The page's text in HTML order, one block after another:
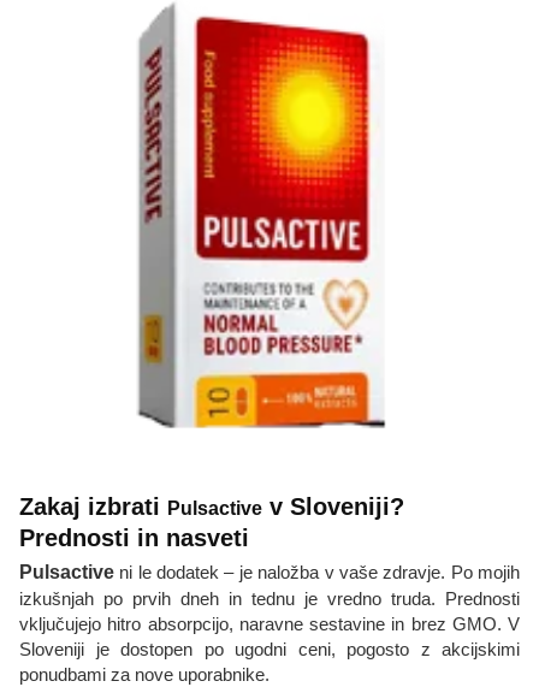
Zakaj izbrati Pulsactive v Sloveniji?
Prednosti in nasveti
Pulsactive ni le dodatek – je naložba v vaše zdravje. Po mojih
izkušnjah po prvih dneh in tednu je vredno truda. Prednosti
vključujejo hitro absorpcijo, naravne sestavine in brez GMO. V
Sloveniji je dostopen po ugodni ceni, pogosto z akcijskimi
ponudbami za nove uporabnike.